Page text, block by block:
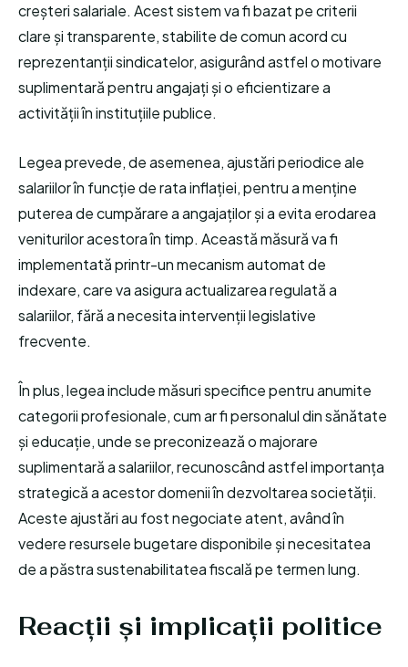
creșteri salariale. Acest sistem va fi bazat pe criterii
clare și transparente, stabilite de comun acord cu
reprezentanții sindicatelor, asigurând astfel o motivare
suplimentară pentru angajați și o eficientizare a
activității în instituțiile publice.
Legea prevede, de asemenea, ajustări periodice ale
salariilor în funcție de rata inflației, pentru a menține
puterea de cumpărare a angajaților și a evita erodarea
veniturilor acestora în timp. Această măsură va fi
implementată printr-un mecanism automat de
indexare, care va asigura actualizarea regulată a
salariilor, fără a necesita intervenții legislative
frecvente.
În plus, legea include măsuri specifice pentru anumite
categorii profesionale, cum ar fi personalul din sănătate
și educație, unde se preconizează o majorare
suplimentară a salariilor, recunoscând astfel importanța
strategică a acestor domenii în dezvoltarea societății.
Aceste ajustări au fost negociate atent, având în
vedere resursele bugetare disponibile și necesitatea
de a păstra sustenabilitatea fiscală pe termen lung.
Reacții și implicații politice